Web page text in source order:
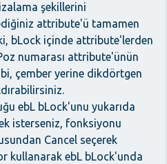
şekillerini
attribute'ü tamamen
bLock içinde attribute'lerden
numarası attribute'ünün
çember yerine dikdörtgen
ebL bLock'unu yukarıda
isterseniz, fonksiyonu
Cancel seçerek
kullanarak ebL bLock'unda